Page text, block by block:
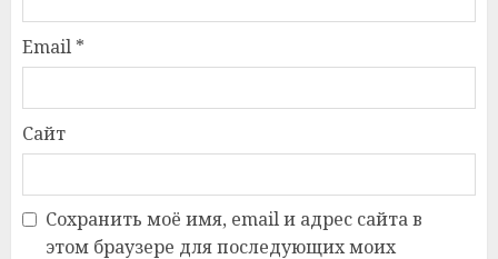
Email *
Сайт
Сохранить моё имя, email и адрес сайта в
этом браузере для последующих моих